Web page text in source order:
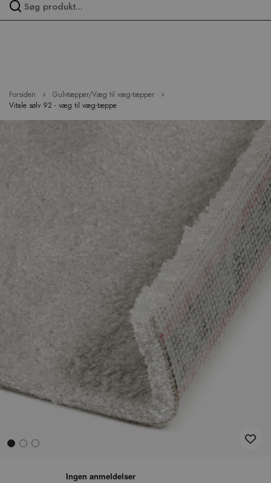
Forsiden
Gulvtæpper/Væg til væg-tæpper
Vitale sølv 92 - væg til væg-tæppe
slutningen